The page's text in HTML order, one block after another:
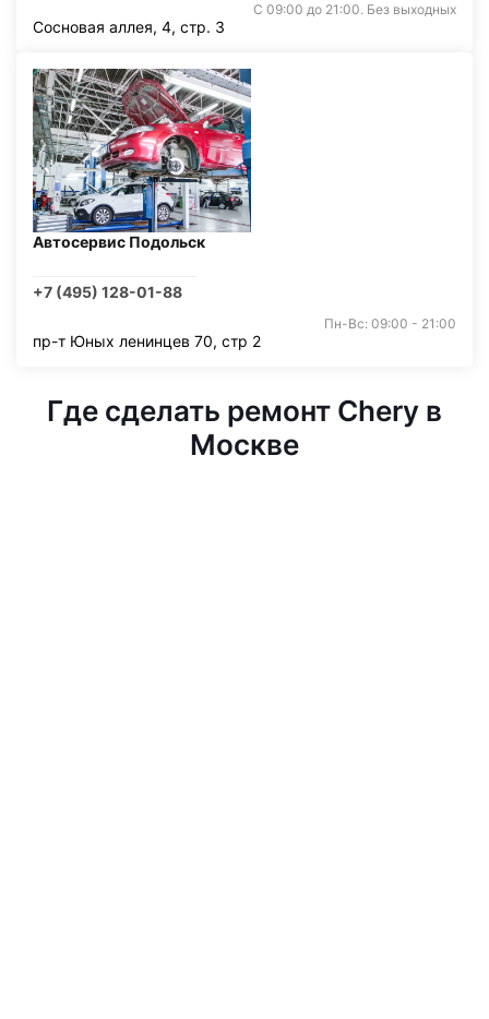
С 09:00 до 21:00. Без выходных
Сосновая аллея, 4, стр. 3
Автосервис Подольск
+7 (495) 128-01-88
Пн-Вс: 09:00 - 21:00
пр-т Юных ленинцев 70, стр 2
Где сделать ремонт Chery в
Москве